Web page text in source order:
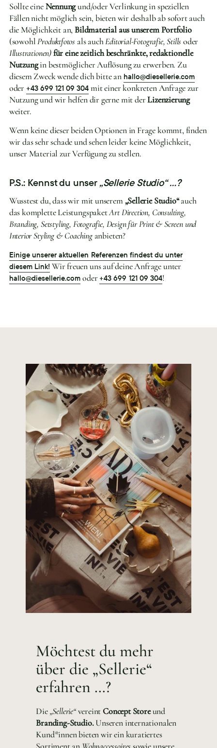
Sollte eineNennungund/oder Verlinkung in speziellen
Fällen nicht möglich sein, bieten wir deshalb ab sofort auch
die Möglichkeit an,Bildmaterial aus unserem Portfolio
(sowohlProduktfotos als auchEditorial-Fotografie, Stills oder
Illustrationen)für eine zeitlich beschränkte, redaktionelle
Nutzungin bestmöglicher Auflösung zu erwerben. Zu
diesem Zweck wende dich bitte an hallo@diesellerie.com
oder +43 699 121 09 304mit einer konkreten Anfrage zur
Nutzung und wir helfen dir gerne mit derLizenzierung
weiter.
Wenn keine dieser beiden Optionen in Frage kommt, finden
wir das sehr schade und sehen leider keine Möglichkeit,
unser Material zur Verfügung zu stellen.
P.S.: Kennst du unser„Sellerie Studio“ …?
Wusstest du, dass wir mit unserem„Sellerie Studio“auch
das komplette LeistungspaketArt Direction, Consulting,
Branding, Setstyling, Fotografie, Design für Print & Screen und
Interior Styling & Coachinganbieten?
Einige unserer aktuellen Referenzen findest du unter
diesem Link!Wir freuen uns auf deine Anfrage unter
hallo@diesellerie.comoder+43 699 121 09 304!
Möchtest du mehr
über die „Sellerie“
erfahren …?
Die„Sellerie“vereint Concept Storeund
Branding-Studio.Unseren internationalen
Kund*innen bieten wir ein kuratiertes